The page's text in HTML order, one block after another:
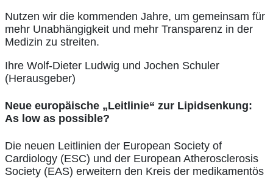
Nutzen wir die kommenden Jahre, um gemeinsam für
mehr Unabhängigkeit und mehr Transparenz in der
Medizin zu streiten.
Ihre Wolf-Dieter Ludwig und Jochen Schuler
(Herausgeber)
Neue europäische „Leitlinie“ zur Lipidsenkung:
As low as possible?
Die neuen Leitlinien der European Society of
Cardiology (ESC) und der European Atherosclerosis
Society (EAS) erweitern den Kreis der medikamentös